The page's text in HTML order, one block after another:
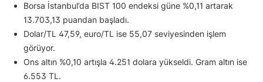
Borsa İstanbul’da BIST 100 endeksi güne %0,11 artarak
13.703,13 puandan başladı.
Dolar/TL 47,59, euro/TL ise 55,07 seviyesinden işlem
görüyor.
Ons altın %0,10 artışla 4.251 dolara yükseldi. Gram altın ise
6.553 TL.